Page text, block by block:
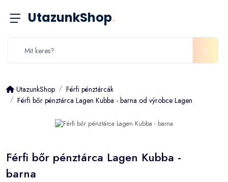
UtazunkShop.
UtazunkShop
Férfi pénztárcák
Férfi bőr pénztárca Lagen Kubba - barna od výrobce Lagen
Férfi bőr pénztárca Lagen Kubba -
barna